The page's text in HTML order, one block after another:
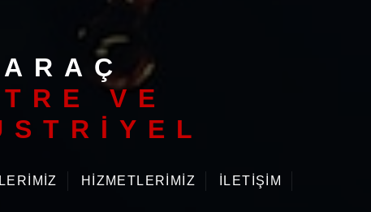
VE
HİZMETLERİMİZ İLETİŞİM